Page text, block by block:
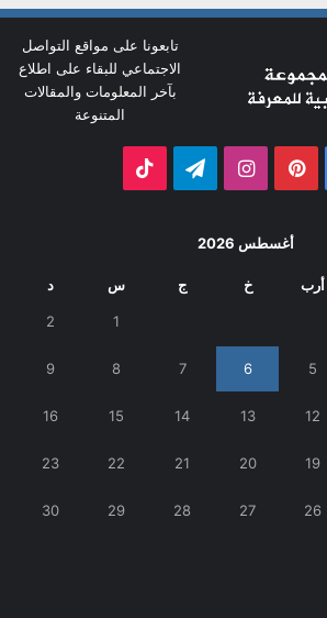
تابعونا على مواقع التواصل
الاجتماعي للبقاء على اطلاع
بآخر المعلومات والمقالات
المتنوعة
فيسبوك بينتيريستانستقرامتيلقرام
أغسطس 2026
أرب خ ج س د
1
2
5
6
7
8
9
12
13
14
15
16
19
20
21
22
23
26
27
28
29
30